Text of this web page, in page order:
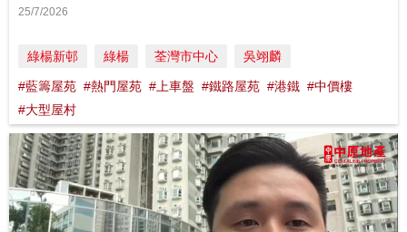
25/7/2026
綠楊新邨 綠楊 荃灣市中心 吳翊麟
#藍籌屋苑 #熱門屋苑 #上車盤 #鐵路屋苑 #港鐵 #中價樓
#大型屋村